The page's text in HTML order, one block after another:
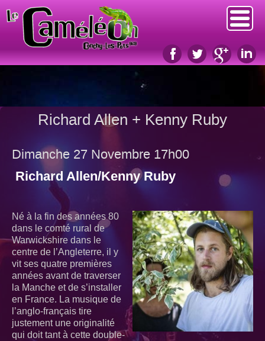
Richard Allen + Kenny Ruby
Dimanche 27 Novembre 17h00
Richard Allen/Kenny Ruby
Né à la fin des années 80
dans le comté rural de
Warwickshire dans le
centre de l’Angleterre, il y
vit ses quatre premières
années avant de traverser
la Manche et de s’installer
en France. La musique de
l’anglo-français tire
justement une originalité
qui doit tant à cette double-